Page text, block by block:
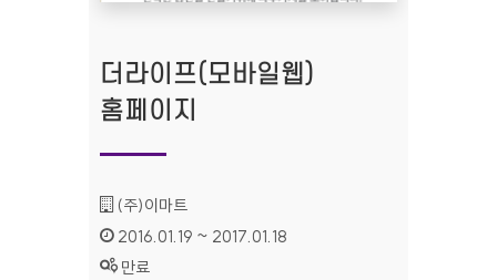
더라이프(모바일웹)
홈페이지
기관명 :
(주)이마트
인증기간 :
2016.01.19 ~ 2017.01.18
상태 :
만료